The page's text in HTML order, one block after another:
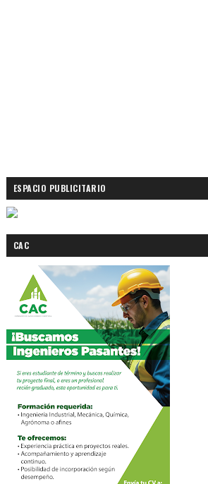
ESPACIO PUBLICITARIO
CAC